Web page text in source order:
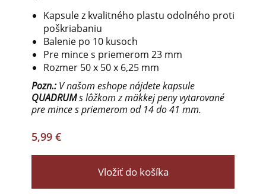
Kapsule z kvalitného plastu odolného proti
poškriabaniu
Balenie po 10 kusoch
Pre mince s priemerom 23 mm
Rozmer 50 x 50 x 6,25 mm
Pozn.:V našom eshope nájdete kapsule
QUADRUMs lôžkom z mäkkej peny vytarované
pre mince s priemerom od 14 do 41 mm.
5,99 €
Vložiť do košíka